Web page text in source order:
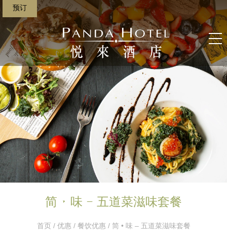
预订
简 • 味 – 五道菜滋味套餐
首页/ 优惠 / 餐饮优惠 / 简 • 味 – 五道菜滋味套餐